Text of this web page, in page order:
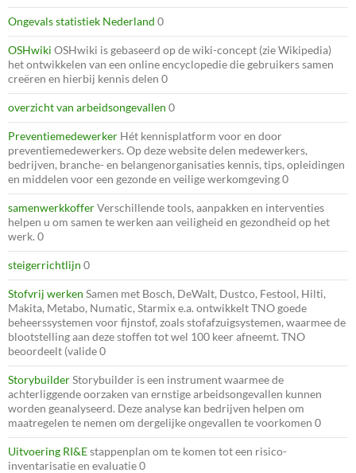
Ongevals statistiek Nederland 0
OSHwiki OSHwiki is gebaseerd op de wiki-concept (zie Wikipedia)
het ontwikkelen van een online encyclopedie die gebruikers samen
creëren en hierbij kennis delen 0
overzicht van arbeidsongevallen 0
Preventiemedewerker Hét kennisplatform voor en door
preventiemedewerkers. Op deze website delen medewerkers,
bedrijven, branche- en belangenorganisaties kennis, tips, opleidingen
en middelen voor een gezonde en veilige werkomgeving 0
samenwerkkofferVerschillende tools, aanpakken en interventies
helpen u om samen te werken aan veiligheid en gezondheid op het
werk. 0
steigerrichtlijn 0
Stofvrij werken Samen met Bosch, DeWalt, Dustco, Festool, Hilti,
Makita, Metabo, Numatic, Starmix e.a. ontwikkelt TNO goede
beheerssystemen voor fijnstof, zoals stofafzuigsystemen, waarmee de
blootstelling aan deze stoffen tot wel 100 keer afneemt. TNO
beoordeelt (valide 0
StorybuilderStorybuilder is een instrument waarmee de
achterliggende oorzaken van ernstige arbeidsongevallen kunnen
worden geanalyseerd. Deze analyse kan bedrijven helpen om
maatregelen te nemen om dergelijke ongevallen te voorkomen 0
Uitvoering RI&Estappenplan om te komen tot een risico-
inventarisatie en evaluatie 0